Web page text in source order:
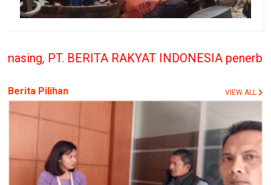
RAKYAT INDONESIA penerbit Media Berita
Berita Pilihan VIEW ALL